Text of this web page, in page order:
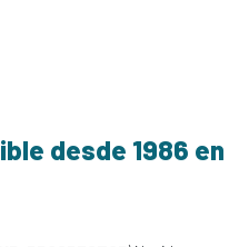
desde 1986 en